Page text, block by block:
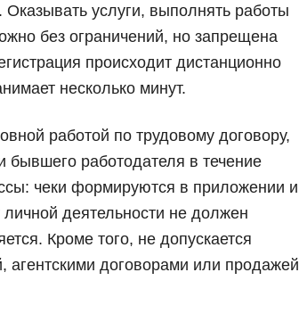
услуги, выполнять работы
без ограничений, но запрещена
происходит дистанционно
несколько минут.
работой по трудовому договору,
бывшего работодателя в течение
чеки формируются в приложении и
деятельности не должен
Кроме того, не допускается
агентскими договорами или продажей